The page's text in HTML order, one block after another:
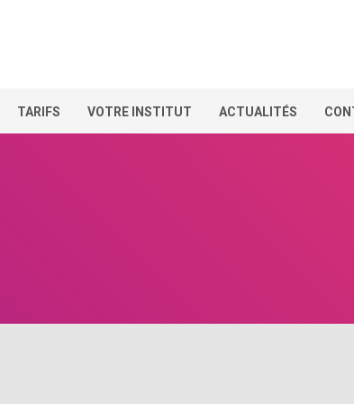
TARIFS VOTRE INSTITUT ACTUALITÉS